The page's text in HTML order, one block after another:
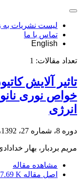
لیست نشریات به
تماس با ما
English
تعداد مقالات: 1
انرژی
دوره 8، شماره 27، 1392، صفحه
مریم بردبار، بهار
مشاهده مقاله
اصل مقاله K